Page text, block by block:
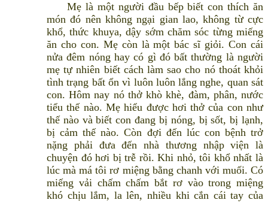
Mẹ là một người đầu bếp biết con thích ăn
món đó nên không ngại gian lao, không từ cực
khổ, thức khuya, dậy sớm chăm sóc từng miếng
ăn cho con. Mẹ còn là một bác sĩ giỏi. Con cái
nửa đêm nóng hay có gì đó bất thường là người
mẹ tự nhiên biết cách làm sao cho nó thoát khỏi
tình trạng bất ổn vì luôn luôn lắng nghe, quan sát
con. Hôm nay nó thở khò khè, đàm, phân, nước
tiểu thế nào. Mẹ hiểu được hơi thở của con như
thế nào và biết con đang bị nóng, bị sốt, bị lạnh,
bị cảm thế nào. Còn đợi đến lúc con bệnh trở
nặng phải đưa đến nhà thương nhập viện là
chuyện đó hơi bị trễ rồi. Khi nhỏ, tôi khổ nhất là
lúc mà má tôi rơ miệng bằng chanh với muối. Có
miếng vải chấm chấm bắt rơ vào trong miệng
khó chịu lắm, la lên, nhiều khi cắn cái tay của